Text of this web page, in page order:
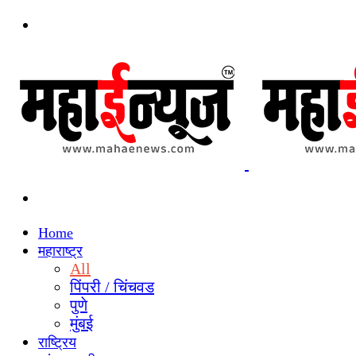
Home
महाराष्ट्र
All
पिंपरी / चिंचवड
पुणे
मुंबई
राष्ट्रिय